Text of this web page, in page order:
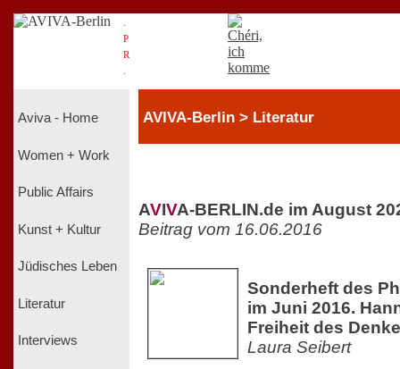
P
R
Aviva - Home
Women + Work
Public Affairs
Kunst + Kultur
Jüdisches Leben
Literatur
Interviews
AVIVA-Berlin > Literatur
AVIVA-BERLIN.de im August
Beitrag vom 16.06.2016
Sonderheft des
im Juni 2016.
Freiheit des
Laura Seibert